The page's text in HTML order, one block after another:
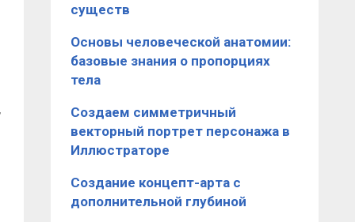
существ
Основы человеческой анатомии:
базовые знания о пропорциях
тела
​Создаем симметричный
векторный портрет персонажа в
Иллюстраторе
Создание концепт-арта с
дополнительной глубиной